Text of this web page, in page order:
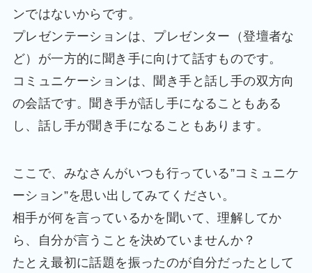
ンではないからです。
プレゼンテーションは、プレゼンター（登壇者な
ど）が一方的に聞き手に向けて話すものです。
コミュニケーションは、聞き手と話し手の双方向
の会話です。聞き手が話し手になることもある
し、話し手が聞き手になることもあります。
ここで、みなさんがいつも行っている”コミュニケ
ーション”を思い出してみてください。
相手が何を言っているかを聞いて、理解してか
ら、自分が言うことを決めていませんか？
たとえ最初に話題を振ったのが自分だったとして